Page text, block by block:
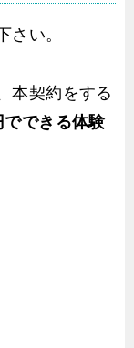
さい。
本契約をする
できる体験